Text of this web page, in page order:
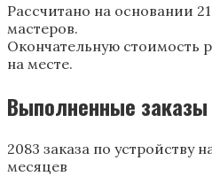
Рассчитано на основании
мастеров.
Окончательную стоимость
на месте.
Выполненные
2083 заказа по устройству
месяцев